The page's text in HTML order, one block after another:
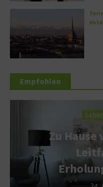
Empfohlen
Zu Hause